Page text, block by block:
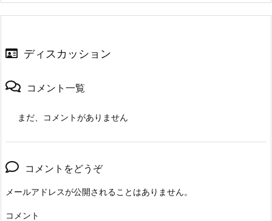
ディスカッション
コメント一覧
まだ、コメントがありません
コメントをどうぞ
メールアドレスが公開されることはありません。
コメント